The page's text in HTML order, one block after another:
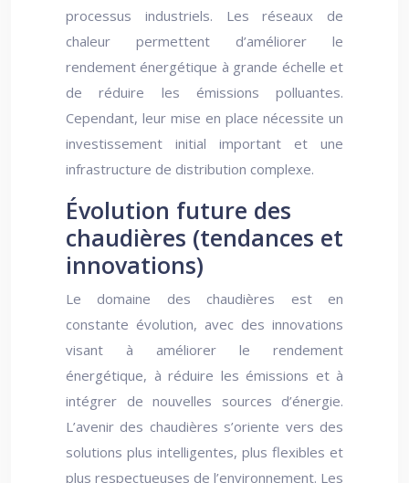
processus industriels. Les réseaux de
chaleur permettent d’améliorer le
rendement énergétique à grande échelle et
de réduire les émissions polluantes.
Cependant, leur mise en place nécessite un
investissement initial important et une
infrastructure de distribution complexe.
Évolution future des
chaudières (tendances et
innovations)
Le domaine des chaudières est en
constante évolution, avec des innovations
visant à améliorer le rendement
énergétique, à réduire les émissions et à
intégrer de nouvelles sources d’énergie.
L’avenir des chaudières s’oriente vers des
solutions plus intelligentes, plus flexibles et
plus respectueuses de l’environnement. Les